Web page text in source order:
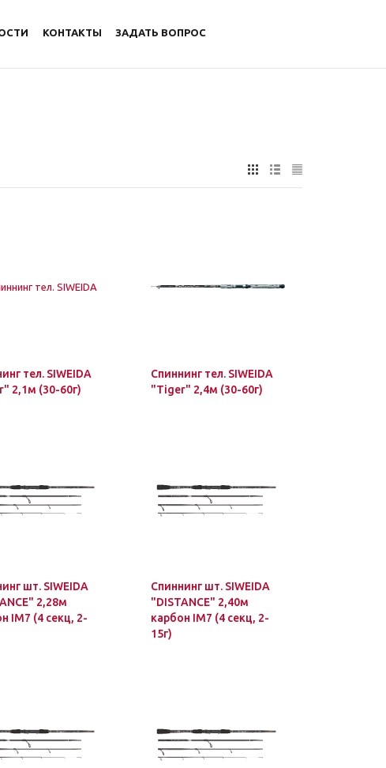
КОНТАКТЫ ЗАДАТЬ ВОПРОС
тел. SIWEIDA
2,1м (30-60г)
Спиннинг тел. SIWEIDA
"Tiger" 2,4м (30-60г)
шт. SIWEIDA
2,28м
IM7 (4 секц, 2-
Спиннинг шт. SIWEIDA
"DISTANCE" 2,40м
карбон IM7 (4 секц, 2-
15г)